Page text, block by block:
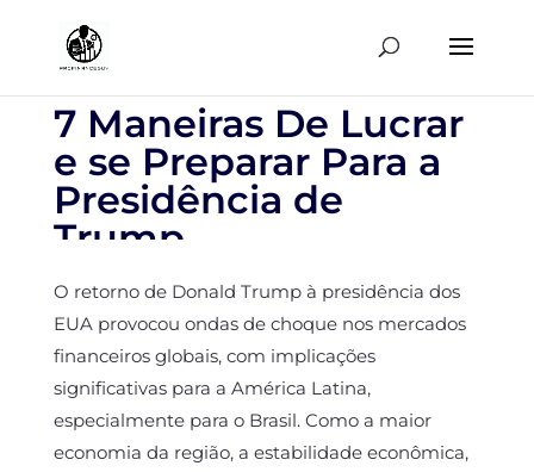
7 Maneiras De Lucrar
e se Preparar Para a
Presidência de
Trump
O retorno de Donald Trump à presidência dos
EUA provocou ondas de choque nos mercados
financeiros globais, com implicações
significativas para a América Latina,
especialmente para o Brasil. Como a maior
economia da região, a estabilidade econômica,